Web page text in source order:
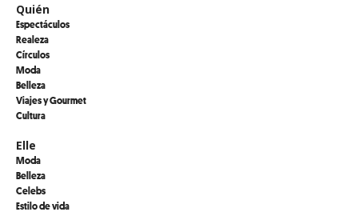
Quién
Espectáculos
Realeza
Círculos
Moda
Belleza
Viajes y Gourmet
Cultura
Elle
Moda
Belleza
Celebs
Estilo de vida